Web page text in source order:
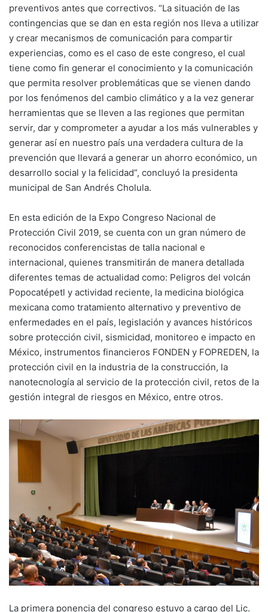
preventivos antes que correctivos. “La situación de las
contingencias que se dan en esta región nos lleva a utilizar
y crear mecanismos de comunicación para compartir
experiencias, como es el caso de este congreso, el cual
tiene como fin generar el conocimiento y la comunicación
que permita resolver problemáticas que se vienen dando
por los fenómenos del cambio climático y a la vez generar
herramientas que se lleven a las regiones que permitan
servir, dar y comprometer a ayudar a los más vulnerables y
generar así en nuestro país una verdadera cultura de la
prevención que llevará a generar un ahorro económico, un
desarrollo social y la felicidad”, concluyó la presidenta
municipal de San Andrés Cholula.
En esta edición de la Expo Congreso Nacional de
Protección Civil 2019, se cuenta con un gran número de
reconocidos conferencistas de talla nacional e
internacional, quienes transmitirán de manera detallada
diferentes temas de actualidad como: Peligros del volcán
Popocatépetl y actividad reciente, la medicina biológica
mexicana como tratamiento alternativo y preventivo de
enfermedades en el país, legislación y avances históricos
sobre protección civil, sismicidad, monitoreo e impacto en
México, instrumentos financieros FONDEN y FOPREDEN, la
protección civil en la industria de la construcción, la
nanotecnología al servicio de la protección civil, retos de la
gestión integral de riesgos en México, entre otros.
La primera ponencia del congreso estuvo a cargo del Lic.